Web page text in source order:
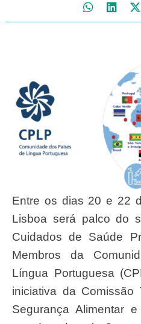
Entre os dias 20 e 22
Lisboa será palco do
Cuidados de Saúde
Membros da
Língua Portuguesa
iniciativa da Comissão
Segurança Alimentar